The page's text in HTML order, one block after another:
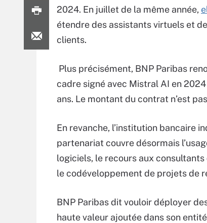
2024. En juillet de la même année,
étendre des assistants virtuels et
clients.
Plus précisément, BNP Paribas
cadre signé avec Mistral AI en
ans. Le montant du contrat n’est
En revanche, l’institution bancaire
partenariat couvre désormais
logiciels, le recours aux
le codéveloppement de projets de
BNP Paribas dit vouloir déployer
haute valeur ajoutée dans son